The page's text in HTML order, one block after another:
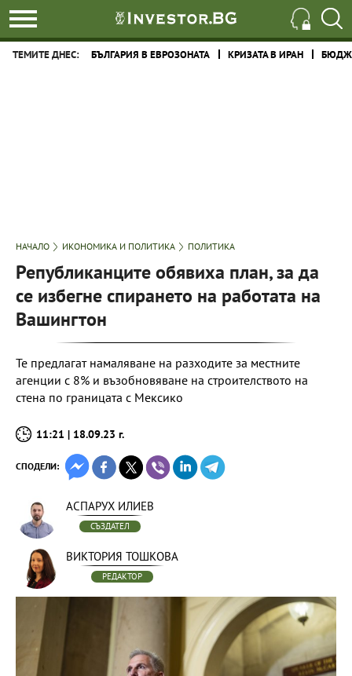
ТЕМИТЕ ДНЕС: БЪЛГАРИЯ В ЕВРОЗОНАТА КРИЗАТА В ИРАН
НАЧАЛО ИКОНОМИКА И ПОЛИТИКА ПОЛИТИКА
Републиканците обявиха план, за да
се избегне спирането на работата на
Вашингтон
Те предлагат намаляване на разходите за местните
агенции с 8% и възобновяване на строителството на
стена по границата с Мексико
11:21 | 18.09.23 г.
СПОДЕЛИ:
АСПАРУХ ИЛИЕВ
СЪЗДАТЕЛ
ВИКТОРИЯ ТОШКОВА
РЕДАКТОР